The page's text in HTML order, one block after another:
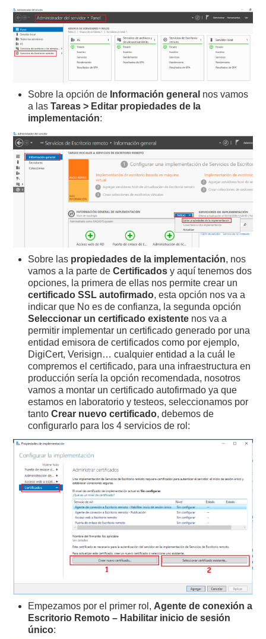
Sobre la opción de Información general nos vamos
a lasTareas > Editar propiedades de la
implementación:
Sobre las propiedades de la implementación, nos
vamos a la parte deCertificados y aquí tenemos dos
opciones, la primera de ellas nos permite crear un
certificado SSL autofirmado, esta opción nos va a
indicar que No es de confianza, la segunda opción
Seleccionar un certificado existente nos va a
permitir implementar un certificado generado por una
entidad emisora de certificados como por ejemplo,
DigiCert, Verisign… cualquier entidad a la cuál le
compremos el certificado, para una infraestructura en
producción sería la opción recomendada, nosotros
vamos a montar un certificado autofirmado ya que
estamos en laboratorio y testeos, seleccionamos por
tantoCrear nuevo certificado, debemos de
configurarlo para los 4 servicios de rol:
Empezamos por el primer rol, Agente de conexión a
Escritorio Remoto – Habilitar inicio de sesión
único: